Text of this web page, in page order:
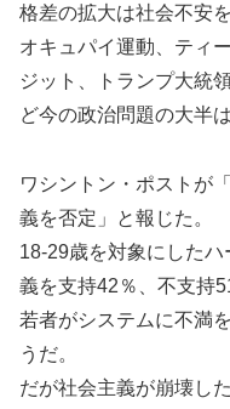
格差の拡大は社会不安
オキュパイ運動、ティ
ジット、トランプ大統
ど今の政治問題の大半
ワシントン・ポストが
義を否定」と報じた。
18-29歳を対象にした
義を支持42％、不支持
若者がシステムに不満
うだ。
だが社会主義が崩壊し